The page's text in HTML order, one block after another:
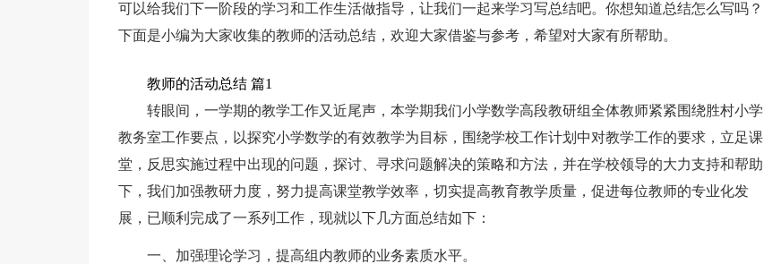
可以给我们下一阶段的学习和工作生活做指导，让我们一起来学习写总结吧。你想知道总结怎么写吗？
下面是小编为大家收集的教师的活动总结，欢迎大家借鉴与参考，希望对大家有所帮助。
教师的活动总结 篇1
转眼间，一学期的教学工作又近尾声，本学期我们小学数学高段教研组全体教师紧紧围绕胜村小学
教务室工作要点，以探究小学数学的有效教学为目标，围绕学校工作计划中对教学工作的要求，立足课
堂，反思实施过程中出现的问题，探讨、寻求问题解决的策略和方法，并在学校领导的大力支持和帮助
下，我们加强教研力度，努力提高课堂教学效率，切实提高教育教学质量，促进每位教师的专业化发
展，已顺利完成了一系列工作，现就以下几方面总结如下：
一、加强理论学习，提高组内教师的业务素质水平。